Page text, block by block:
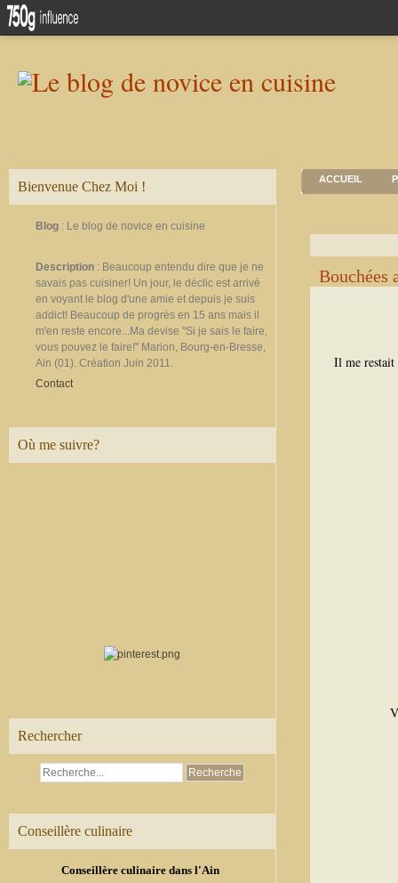
Bienvenue Chez Moi !
Blog : Le blog de novice en cuisine
Description : Beaucoup entendu dire que je ne
savais pas cuisiner! Un jour, le déclic est arrivé
en voyant le blog d'une amie et depuis je suis
addict! Beaucoup de progrès en 15 ans mais il
m'en reste encore...Ma devise "Si je sais le faire,
vous pouvez le faire!" Marion, Bourg-en-Bresse,
Ain (01). Création Juin 2011.
Contact
Où me suivre?
Rechercher
Conseillère culinaire
Conseillère culinaire dans l'Ain
ACCUEIL
Bouchées
Il me restait